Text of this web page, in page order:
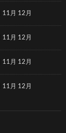
11月 12月
11月 12月
11月 12月
11月 12月